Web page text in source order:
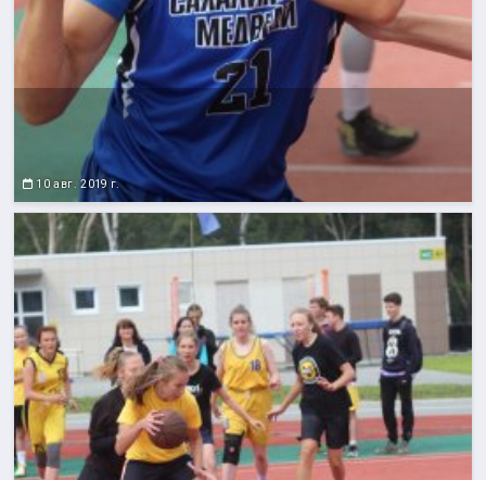
10 авг. 2019 г.